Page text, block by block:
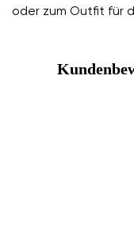
oder zum Outfit für